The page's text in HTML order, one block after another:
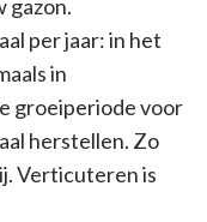
gazon.
per jaar: in het
in
groeiperiode voor
herstellen. Zo
Verticuteren is